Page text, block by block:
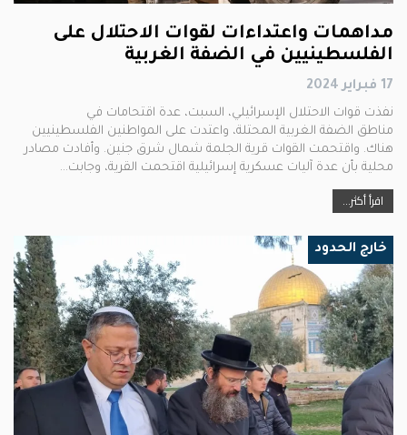
مداهمات واعتداءات لقوات الاحتلال على
الفلسطينيين في الضفة الغربية
17 فبراير 2024
نفذت قوات الاحتلال الإسرائيلي، السبت، عدة اقتحامات في
مناطق الضفة الغربية المحتلة، واعتدت على المواطنين الفلسطينيين
هناك. واقتحمت القوات قرية الجلمة شمال شرق جنين. وأفادت مصادر
محلية بأن عدة آليات عسكرية إسرائيلية اقتحمت القرية، وجابت…
اقرأ أكثر...
خارج الحدود